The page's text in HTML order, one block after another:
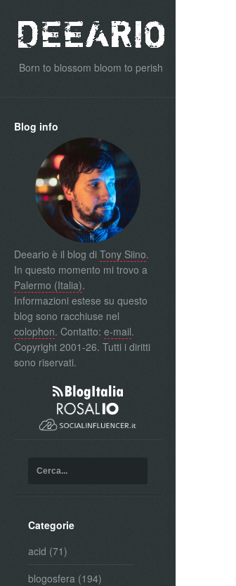
Born to blossom bloom to perish
Blog info
Deeario è il blog di Tony Siino.
In questo momento mi trovo a
Palermo (Italia).
Informazioni estese su questo
blog sono racchiuse nel
colophon. Contatto: e-mail.
Copyright 2001-26. Tutti i diritti
sono riservati.
Categorie
acid (71)
blogosfera (194)